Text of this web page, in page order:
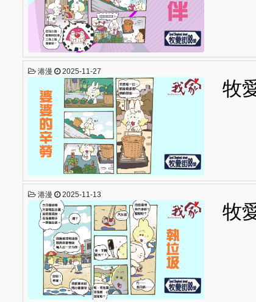
港漫 2025-11-27
牧
港漫 2025-11-13
牧